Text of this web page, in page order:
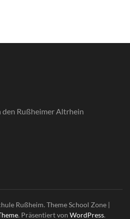
Rußheimer Altrhein
Rußheim. ThemeSchool Zone |
. Präsentiert von WordPress.